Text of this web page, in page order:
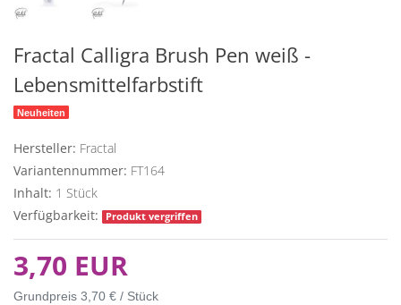
Fractal Calligra Brush Pen weiß -
Lebensmittelfarbstift
Neuheiten
Hersteller: Fractal
Variantennummer: FT164
Inhalt: 1 Stück
Verfügbarkeit:
Produkt vergriffen
3,70 EUR
Grundpreis 3,70 € / Stück